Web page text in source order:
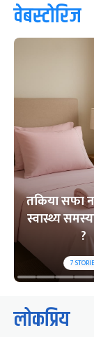
वेबस्टोरिज
तकिया सफा
स्वास्थ्य
?
7
लोकप्रिय